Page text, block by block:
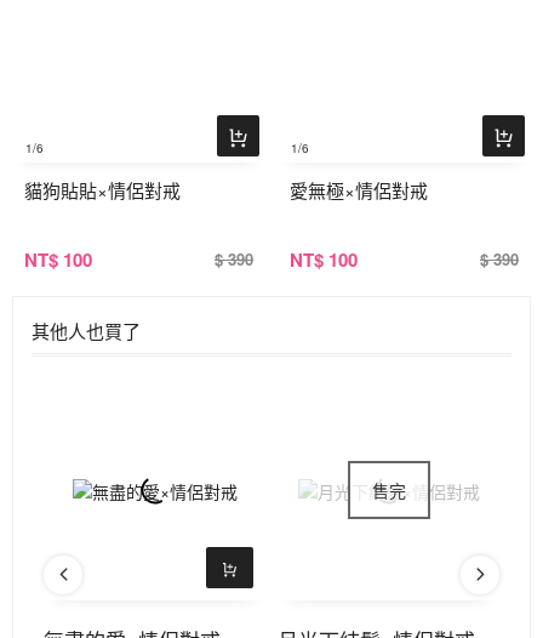
1/6
貓狗貼貼×情侶對戒
NT$ 100 $ 390
1/6
愛無極×情侶對戒
NT$ 100 $ 390
其他人也買了